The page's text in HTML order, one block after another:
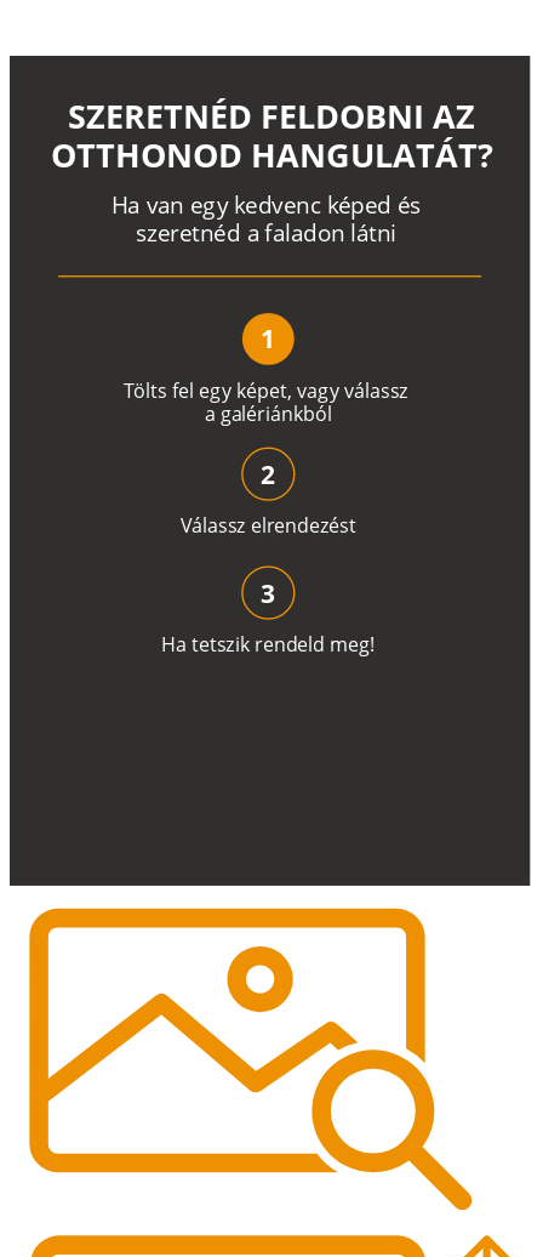
Tölts fel egy képet, vagyválassz
a galériánkból
Ha van egy kedvenc képed és
szeretnéd a faladon látni
SZERETNÉD FELDOBNI AZ
OTTHONOD HANGULATÁT?
1
Válassz elrendezést
2
Ha tetszik rendeld meg!
3